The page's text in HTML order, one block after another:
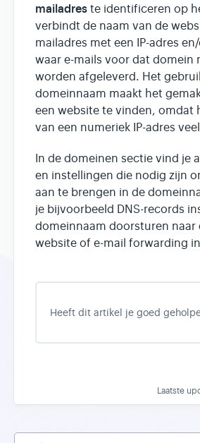
Klantenpaneel →
Hoasted.com →
mailadres te identificeren op
verbindt de naam van de
mailadres met een IP-adres
waar e-mails voor dat domein
worden afgeleverd. Het
domeinnaam maakt het
een website te vinden, omdat
van een numeriek IP-adres
In de domeinen sectie vind je
en instellingen die nodig zijn
aan te brengen in de
je bijvoorbeeld DNS-records
domeinnaam doorsturen naar
website of e-mail forwarding
Heeft dit artikel je goed
Laatste